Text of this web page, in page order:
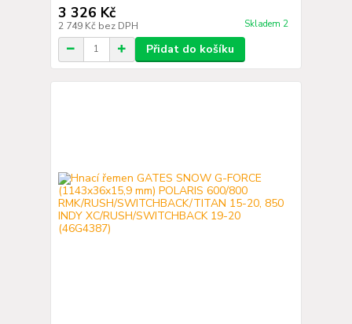
3 326 Kč
2 749 Kč bez DPH Skladem 2
Přidat do košíku